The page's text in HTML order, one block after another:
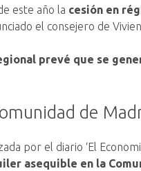
este año la cesión en
el consejero de
prevé que se
de
por el diario ‘El
asequible en la